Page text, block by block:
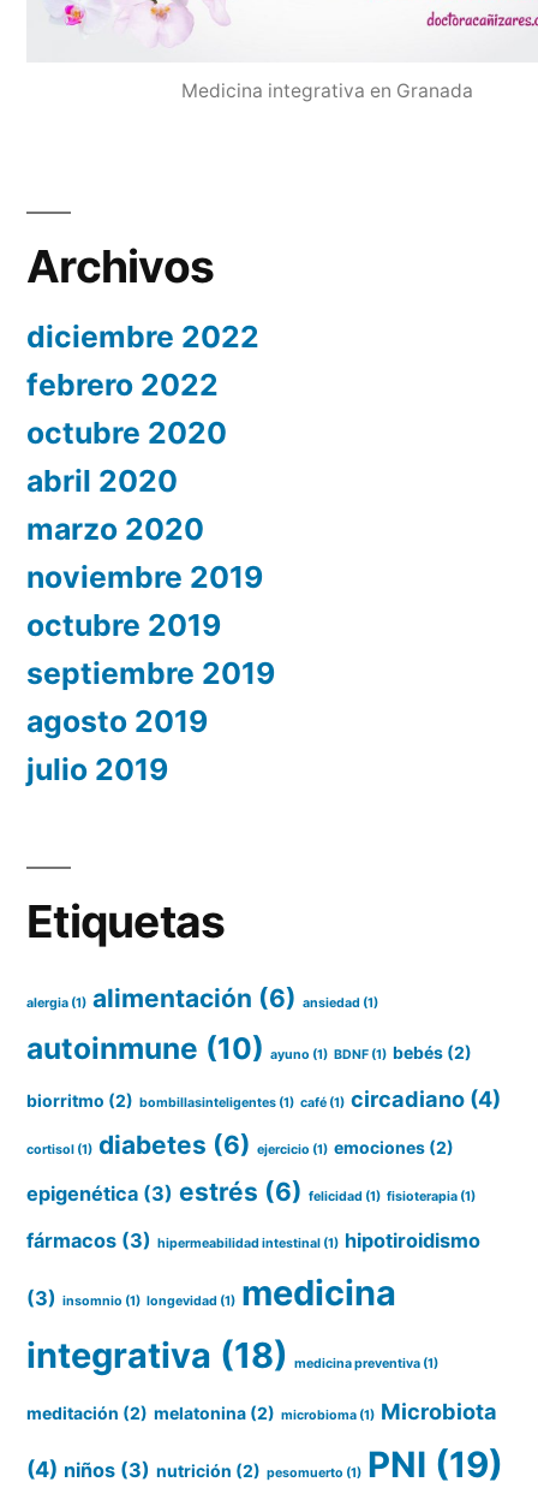
Medicina integrativa en Granada
Archivos
diciembre 2022
febrero 2022
octubre 2020
abril 2020
marzo 2020
noviembre 2019
octubre 2019
septiembre 2019
agosto 2019
julio 2019
Etiquetas
alergia (1) alimentación (6) ansiedad (1)
autoinmune (10) ayuno (1) BDNF (1) bebés (2)
biorritmo (2) bombillasinteligentes (1) café (1) circadiano (4)
cortisol (1) diabetes (6) ejercicio (1) emociones (2)
epigenética (3) estrés (6) felicidad (1) fisioterapia (1)
fármacos (3) hipermeabilidad intestinal (1) hipotiroidismo
(3) insomnio (1) longevidad (1) medicina
integrativa (18) medicina preventiva (1)
meditación (2) melatonina (2) microbioma (1) Microbiota
(4) niños (3) nutrición (2) pesomuerto (1) PNI (19)